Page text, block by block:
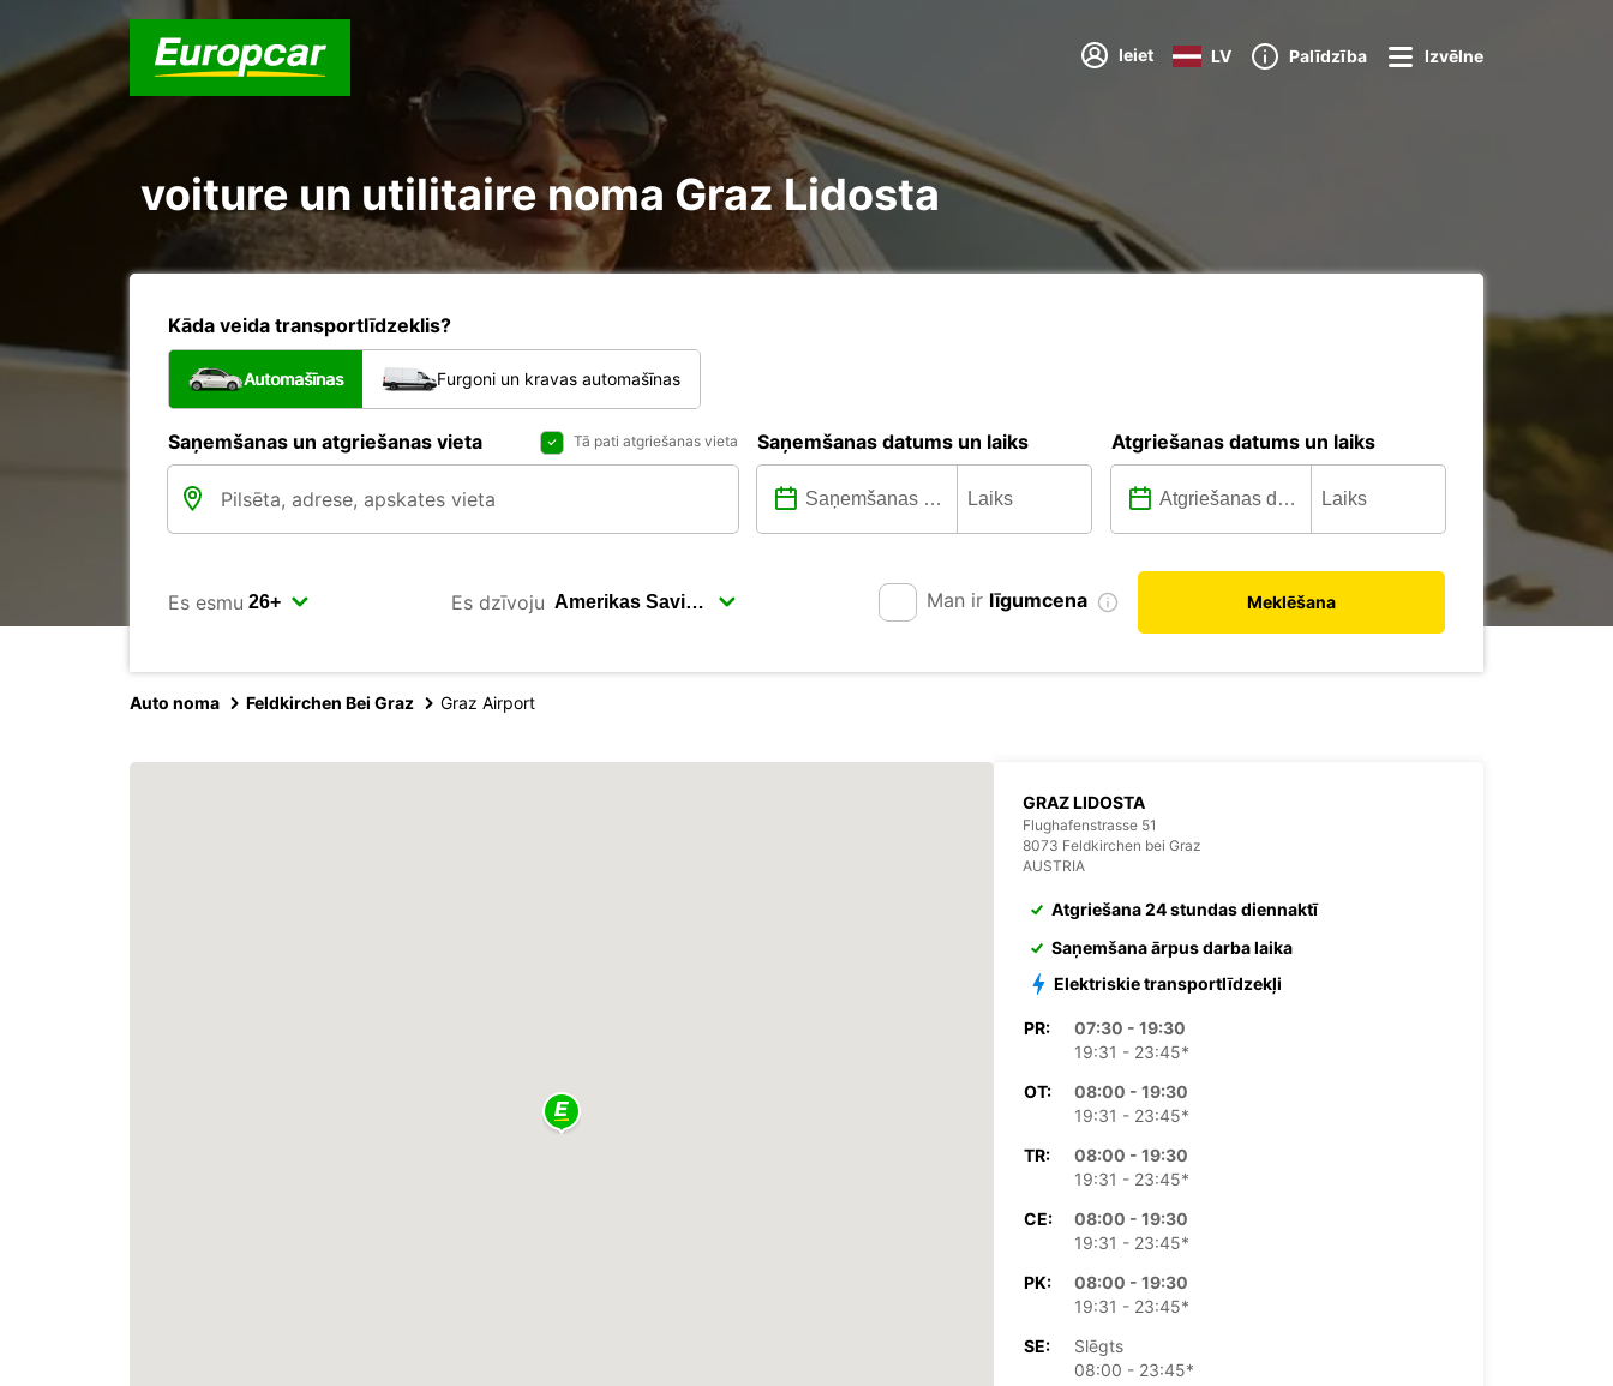
Ieiet LV Palīdzība Izvēlne
voiture un utilitaire noma Graz Lidosta
Kāda veida transportlīdzeklis?
Automašīnas Furgoni un kravas automašīnas
Saņemšanas un atgriešanas vieta Tā pati atgriešanas vieta Saņemšanas datums un laiks Atgriešanas datums un laiks
Es esmu Es dzīvoju Man ir līgumcena Meklēšana
Auto noma Feldkirchen Bei Graz Graz Airport
GRAZ LIDOSTA
Flughafenstrasse 51
8073 Feldkirchen bei Graz
AUSTRIA
Atgriešana 24 stundas diennaktī
Saņemšana ārpus darba laika
Elektriskie transportlīdzekļi
PR:
07:30 - 19:30
19:31 - 23:45*
OT:
08:00 - 19:30
19:31 - 23:45*
TR:
08:00 - 19:30
19:31 - 23:45*
CE:
08:00 - 19:30
19:31 - 23:45*
PK:
08:00 - 19:30
19:31 - 23:45*
SE:
Slēgts
08:00 - 23:45*